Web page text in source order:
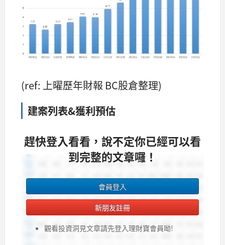
(ref: 上曜歷年財報 BC股倉整理)
建案列表&獲利預估
趕快登入看看，說不定你已經可以看
到完整的文章囉！
會員登入
新朋友註冊
觀看投資洞見文章請先登入理財寶會員呦!